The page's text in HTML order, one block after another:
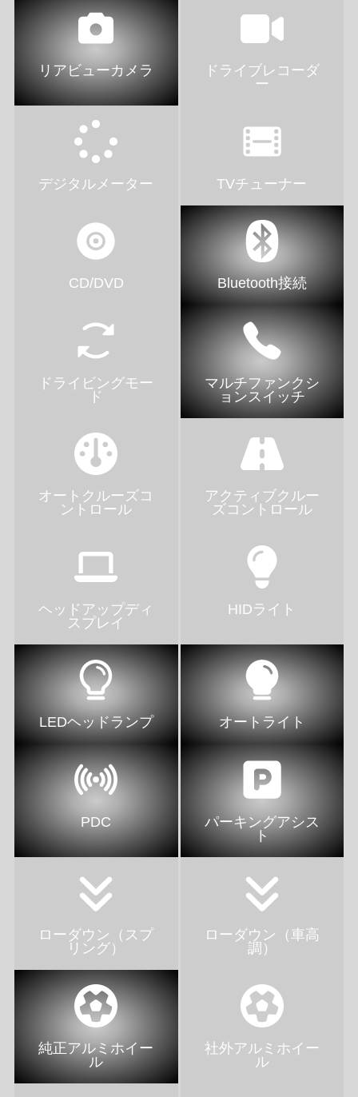
リアビューカメラ
ドライブレコーダ
ー
デジタルメーター TVチューナー
CD/DVD Bluetooth接続
ドライビングモー
ド
マルチファンクシ
ョンスイッチ
オートクルーズコ
ントロール
アクティブクルー
ズコントロール
ヘッドアップディ
スプレイ
HIDライト
LEDヘッドランプ オートライト
PDC
パーキングアシス
ト
ローダウン（スプ
リング）
ローダウン（車高
調）
純正アルミホイー
ル
社外アルミホイー
ル